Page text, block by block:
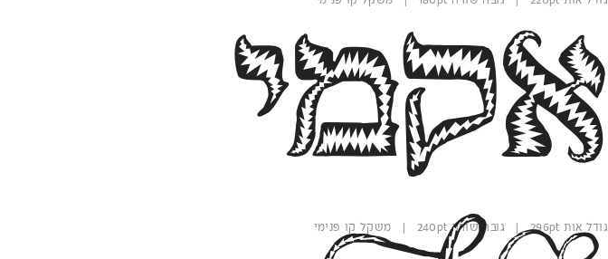
אקמי
גודל אות 296pt | גובה שורה 240pt | משקל קו פנימי